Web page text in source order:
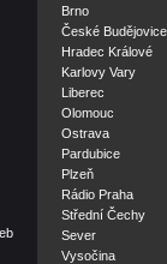
Brno
České Budějovice
Hradec Králové
Karlovy Vary
Liberec
Olomouc
Ostrava
Pardubice
Plzeň
Rádio Praha
Střední Čechy
Sever
Vysočina